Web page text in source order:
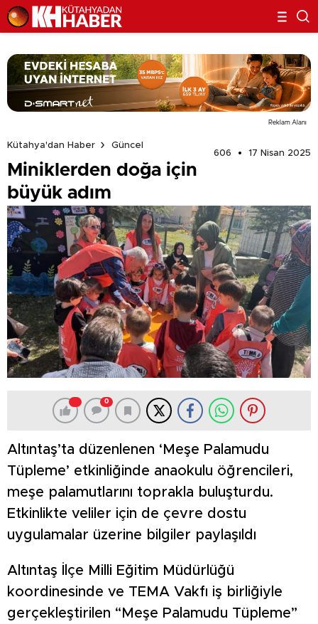
Reklam Alanı
Kütahya'dan Haber
Güncel
606
17 Nisan 2025
Miniklerden doğa için
büyük adım
0
Altıntaş’ta düzenlenen ‘Meşe Palamudu
Tüpleme’ etkinliğinde anaokulu öğrencileri,
meşe palamutlarını toprakla buluşturdu.
Etkinlikte veliler için de çevre dostu
uygulamalar üzerine bilgiler paylaşıldı
Altıntaş İlçe Milli Eğitim Müdürlüğü
koordinesinde ve TEMA Vakfı iş birliğiyle
gerçekleştirilen “Meşe Palamudu Tüpleme”